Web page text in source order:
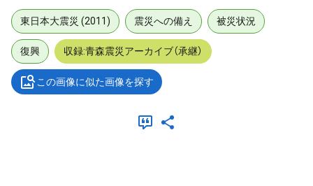
東日本大震災 (2011) 震災への備え 被災状況
復興 収録:青森震災アーカイブ（承継）
この画像に似た画像を探す